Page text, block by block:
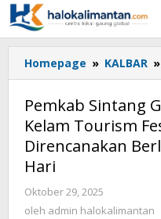
Lewati
ke
konten
Homepage » KALBAR »
Pemkab Sintang
Kelam Tourism
Direncanakan
Hari
Oktober 29, 2025
admin
oleh admin halokalimantan